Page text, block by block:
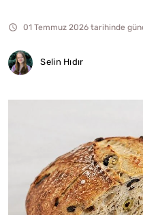
01 Temmuz 2026 tarihinde
Selin Hıdır